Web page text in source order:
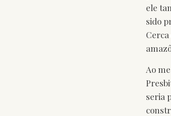
ele
sido
Ao
seria